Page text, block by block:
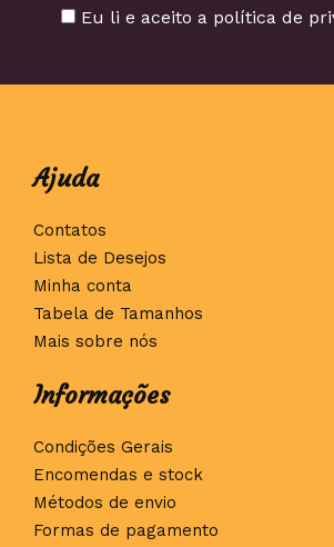
Eu li e aceito a política de
Ajuda
Contatos
Lista de Desejos
Minha conta
Tabela de Tamanhos
Mais sobre nós
Informações
Condições Gerais
Encomendas e stock
Métodos de envio
Formas de pagamento